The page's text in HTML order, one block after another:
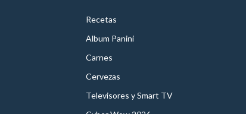
Recetas
Album Panini
Carnes
Cervezas
Televisores y Smart TV